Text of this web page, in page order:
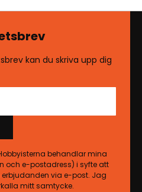
kan du skriva upp dig
behandlar mina
och e-postadress) i syfte att
via e-post. Jag
mitt samtycke.